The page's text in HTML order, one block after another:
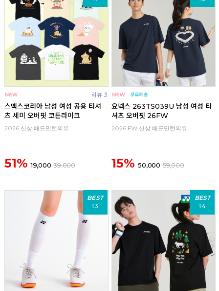
리뷰 3
스맥스코리아 남성 여성 공용 티셔
츠 세미 오버핏 코튼라이크
2026 신상 배드민턴의류
51% 19,000 39,000
요넥스 263TS039U 남성 여성 티
셔츠 오버핏 26FW
2026 FW 신상 배드민턴의류
15% 50,000 59,000
BEST
13
BEST
14